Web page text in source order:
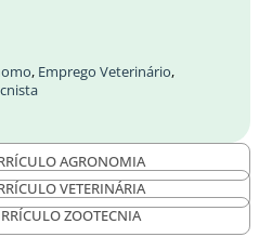
, Emprego Veterinário,
AGRONOMIA
VETERINÁRIA
ZOOTECNIA